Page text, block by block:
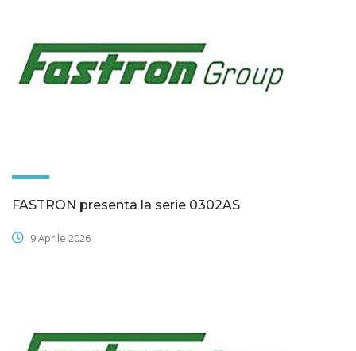
FASTRON presenta la serie 0302AS
9 Aprile 2026